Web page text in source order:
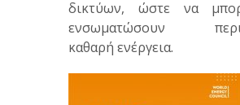
δικτύων, ώστε να
ενσωματώσουν
καθαρή ενέργεια.